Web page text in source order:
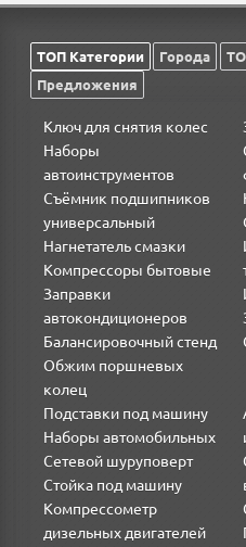
ТОП Категории Города
Предложения
Ключ для снятия колес
Наборы
автоинструментов
Съёмник подшипников
универсальный
Нагнетатель смазки
Компрессоры бытовые
Заправки
автокондиционеров
Балансировочный стенд
Обжим поршневых
колец
Подставки под машину
Наборы автомобильных
Сетевой шуруповерт
Стойка под машину
Компрессометр
дизельных двигателей